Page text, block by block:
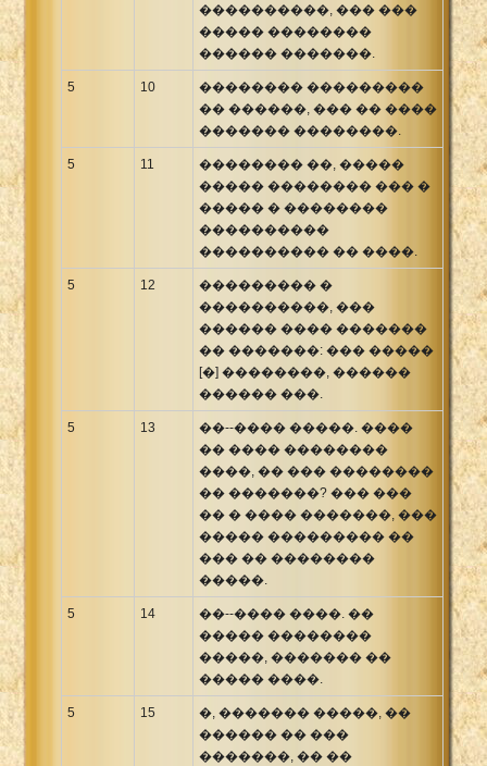
����������, ��� ���
����� ��������
������ �������.
5 10
�������� ���������
�� ������, ��� �� ����
������� ��������.
5 11
�������� ��, �����
����� �������� ��� �
����� � ��������
����������
���������� �� ����.
5 12
��������� �
����������, ���
������ ���� �������
�� �������: ��� �����
[�] ��������, ������
������ ���.
5 13
��--���� �����. ����
�� ���� ��������
����, �� ��� ��������
�� �������? ��� ���
�� � ���� �������, ���
����� ��������� ��
��� �� ��������
�����.
5 14
��--���� ����. ��
����� ��������
�����, ������� ��
����� ����.
5 15
�, ������� �����, ��
������ �� ���
�������, �� ��